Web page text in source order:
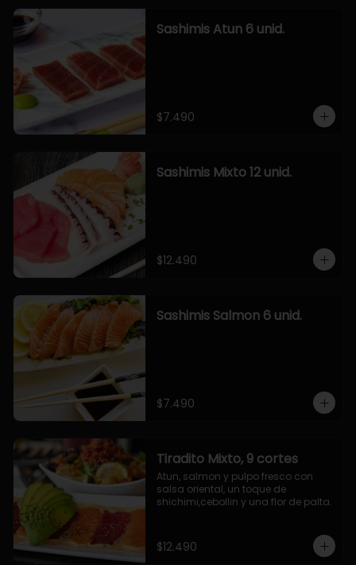
Sashimis Atun 6 unid.
$7.490
Sashimis Mixto 12 unid.
$12.490
Sashimis Salmon 6 unid.
$7.490
Tiradito Mixto, 9 cortes
Atun, salmon y pulpo fresco con
salsa oriental, un toque de
shichimi,cebollin y una flor de palta.
$12.490